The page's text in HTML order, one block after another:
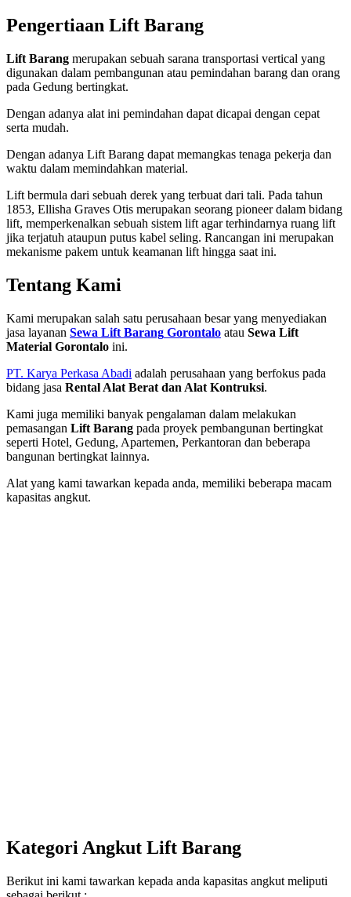
Pengertiaan Lift Barang
Lift Barang merupakan sebuah sarana transportasi vertical yang
digunakan dalam pembangunan atau pemindahan barang dan orang
pada Gedung bertingkat.
Dengan adanya alat ini pemindahan dapat dicapai dengan cepat
serta mudah.
Dengan adanya Lift Barang dapat memangkas tenaga pekerja dan
waktu dalam memindahkan material.
Lift bermula dari sebuah derek yang terbuat dari tali. Pada tahun
1853, Ellisha Graves Otis merupakan seorang pioneer dalam bidang
lift, memperkenalkan sebuah sistem lift agar terhindarnya ruang lift
jika terjatuh ataupun putus kabel seling. Rancangan ini merupakan
mekanisme pakem untuk keamanan lift hingga saat ini.
Tentang Kami
Kami merupakan salah satu perusahaan besar yang menyediakan
jasa layanan Sewa Lift Barang Gorontalo atau Sewa Lift
Material Gorontalo ini.
PT. Karya Perkasa Abadi adalah perusahaan yang berfokus pada
bidang jasa Rental Alat Berat dan Alat Kontruksi.
Kami juga memiliki banyak pengalaman dalam melakukan
pemasangan Lift Barang pada proyek pembangunan bertingkat
seperti Hotel, Gedung, Apartemen, Perkantoran dan beberapa
bangunan bertingkat lainnya.
Alat yang kami tawarkan kepada anda, memiliki beberapa macam
kapasitas angkut.
Kategori Angkut Lift Barang
Berikut ini kami tawarkan kepada anda kapasitas angkut meliputi